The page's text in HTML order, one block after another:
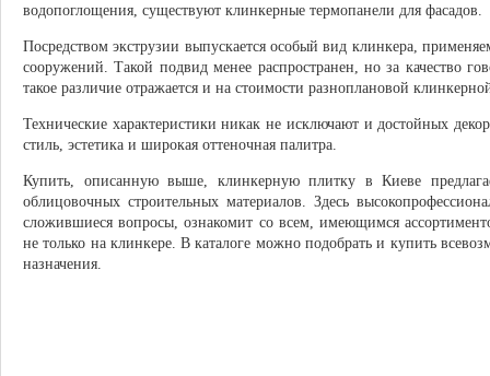
водопоглощения, существуют клинкерные термопанели для фасадов.
Посредством экструзии выпускается особый вид клинкера,
сооружений. Такой подвид менее распространен, но за качество
такое различие отражается и на стоимости разноплановой
Технические характеристики никак не исключают и достойных
стиль, эстетика и широкая оттеночная палитра.
Купить, описанную выше, клинкерную плитку в Киеве
облицовочных строительных материалов. Здесь
сложившиеся вопросы, ознакомит со всем, имеющимся
не только на клинкере. В каталоге можно подобрать и купить
назначения.